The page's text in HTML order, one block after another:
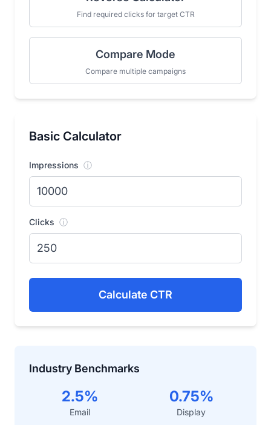
Find required clicks for target CTR
Compare Mode
Compare multiple campaigns
Basic Calculator
Impressions ⓘ
Clicks ⓘ
Calculate CTR
Industry Benchmarks
2.5%
Email
0.75%
Display